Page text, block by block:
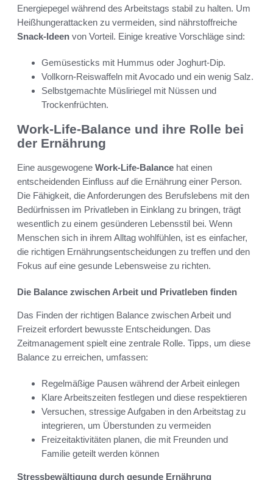
Energiepegel während des Arbeitstags stabil zu halten. Um
Heißhungerattacken zu vermeiden, sind nährstoffreiche
Snack-Ideen von Vorteil. Einige kreative Vorschläge sind:
Gemüsesticks mit Hummus oder Joghurt-Dip.
Vollkorn-Reiswaffeln mit Avocado und ein wenig Salz.
Selbstgemachte Müsliriegel mit Nüssen und
Trockenfrüchten.
Work-Life-Balance und ihre Rolle bei
der Ernährung
Eine ausgewogene Work-Life-Balance hat einen
entscheidenden Einfluss auf die Ernährung einer Person.
Die Fähigkeit, die Anforderungen des Berufslebens mit den
Bedürfnissen im Privatleben in Einklang zu bringen, trägt
wesentlich zu einem gesünderen Lebensstil bei. Wenn
Menschen sich in ihrem Alltag wohlfühlen, ist es einfacher,
die richtigen Ernährungsentscheidungen zu treffen und den
Fokus auf eine gesunde Lebensweise zu richten.
Die Balance zwischen Arbeit und Privatleben finden
Das Finden der richtigen Balance zwischen Arbeit und
Freizeit erfordert bewusste Entscheidungen. Das
Zeitmanagement spielt eine zentrale Rolle. Tipps, um diese
Balance zu erreichen, umfassen:
Regelmäßige Pausen während der Arbeit einlegen
Klare Arbeitszeiten festlegen und diese respektieren
Versuchen, stressige Aufgaben in den Arbeitstag zu
integrieren, um Überstunden zu vermeiden
Freizeitaktivitäten planen, die mit Freunden und
Familie geteilt werden können
Stressbewältigung durch gesunde Ernährung